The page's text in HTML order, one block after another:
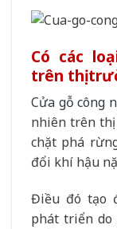
Có các
trên thị
Cửa gỗ công
nhiên trên
chặt phá
đổi khí hậu
Điều đó tạo
phát triển